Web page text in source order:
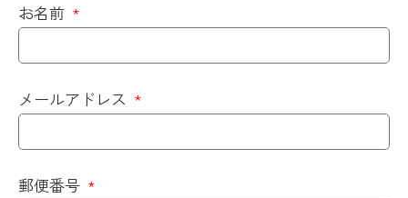
お名前
メールアドレス
郵便番号